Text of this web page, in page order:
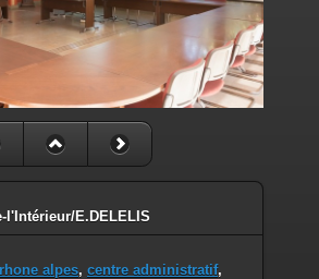
l'Intérieur/E.DELELIS
alpes, centre administratif,